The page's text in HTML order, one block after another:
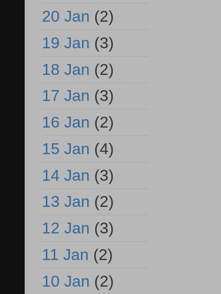
20 Jan (2)
19 Jan (3)
18 Jan (2)
17 Jan (3)
16 Jan (2)
15 Jan (4)
14 Jan (3)
13 Jan (2)
12 Jan (3)
11 Jan (2)
10 Jan (2)